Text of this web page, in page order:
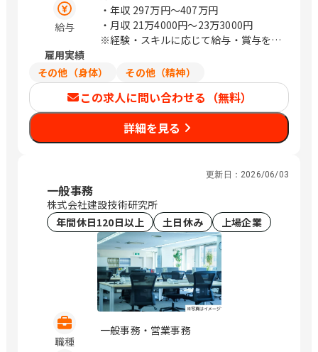
新都心ビル 東京都中央区日本橋浜町3-
21-1 日本橋浜町Fタワー 東京都中央区
日本橋蛎殻町2-14-5 KDX浜町中ノ橋ビ
本橋安田スカイゲート 東京都中央区日
本橋浜町3-3-2 トルナーレ日本橋浜町
愛知県名古屋市中区錦1-5-13 オリッ
クス名古屋錦ビル 大阪府大阪市中央区
道修町1-6-7 JMFビル北浜01 福岡県福
岡市中央区大名2-4-12 CTI福岡ビル
幌、仙台、万博記念公園、研究学園、さ
前、浜町、伏見、北浜、赤坂
給与
・年収 297万円〜407万円
・月収 21万4000円〜23万3000円
※経験・スキルに応じて給与・賞与を決
雇用実績
その他（身体）
その他（精神）
この求人に問い合わせる（無料）
詳細を見る
更新日： 2026/06/03
一般事務
株式会社建設技術研究所
年間休日120日以上
土日休み 上場企業
職種
一般事務・営業事務